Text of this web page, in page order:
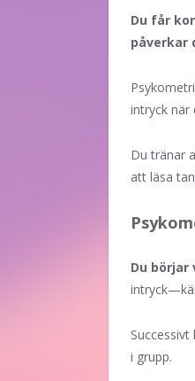
Du får
påverkar
intryck när
Du tränar
att läsa
Du börjar
i grupp.